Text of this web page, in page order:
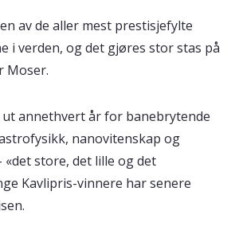
av de aller mest prestisjefylte
i verden, og det gjøres stor stas på
Moser.
ut annethvert år for banebrytende
nanovitenskap og
store, det lille og det
Kavlipris-vinnere har senere